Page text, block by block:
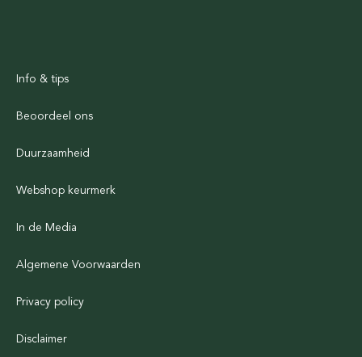
Info & tips
Beoordeel ons
Duurzaamheid
Webshop keurmerk
In de Media
Algemene Voorwaarden
Privacy policy
Disclaimer